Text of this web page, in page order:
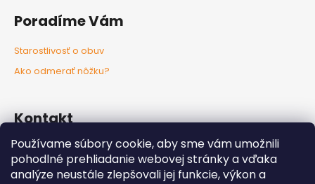
Používame súbory cookie, aby sme vám umožnili
pohodlné prehliadanie webovej stránky a vďaka
analýze neustále zlepšovali jej funkcie, výkon a
Poradíme Vám
Starostlivosť o obuv
Ako odmerať nôžku?
Kontakt
info@nozkaobujsa.sk
+421907383063
Nozkaobujsa.sk